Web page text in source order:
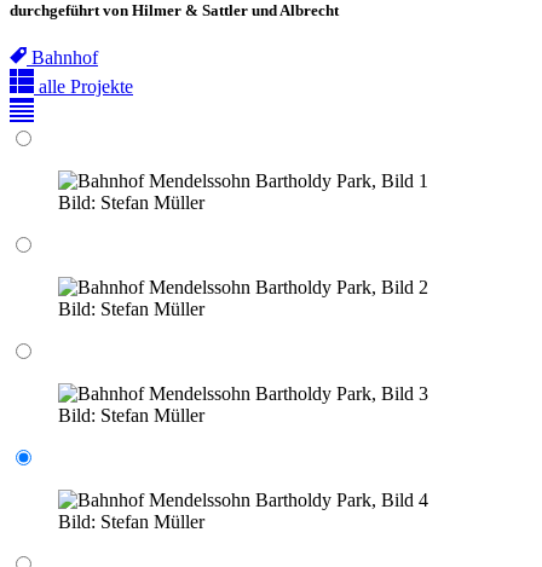
durchgeführt von Hilmer & Sattler und Albrecht
Bahnhof
alle Projekte
Bild: Stefan Müller
Bild: Stefan Müller
Bild: Stefan Müller
Bild: Stefan Müller